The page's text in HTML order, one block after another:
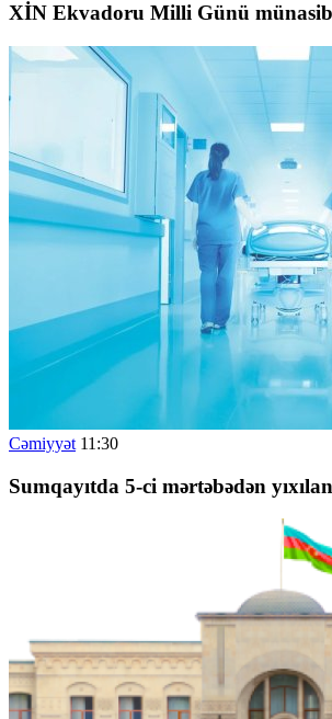
XİN Ekvadoru Milli Günü
Cəmiyyət 11:30
Sumqayıtda 5-ci mərtəbədən